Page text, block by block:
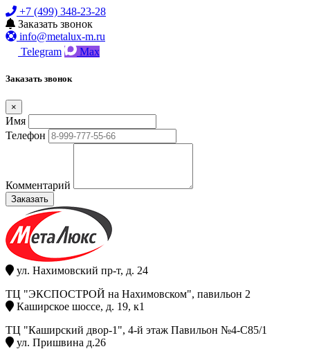
+7 (499) 348-23-28
Заказать звонок
info@metalux-m.ru
Telegram
Max
Заказать звонок
×
Имя
Телефон
Комментарий
Заказать
ул. Нахимовский пр-т, д. 24
ТЦ "ЭКСПОСТРОЙ на Нахимовском", павильон 2
Каширское шоссе, д. 19, к1
ТЦ "Каширский двор-1", 4-й этаж Павильон №4-С85/1
ул. Пришвина д.26